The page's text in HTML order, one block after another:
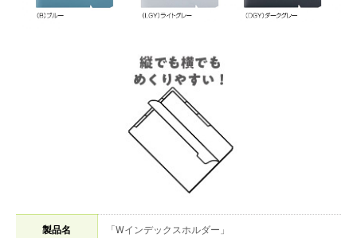
製品名 「Wインデックスホルダー」